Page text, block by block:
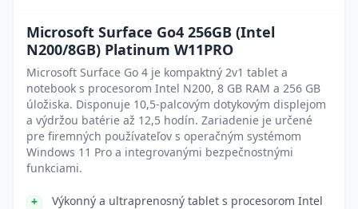
Microsoft Surface Go4 256GB (Intel
N200/8GB) Platinum W11PRO
Microsoft Surface Go 4 je kompaktný 2v1 tablet a
notebook s procesorom Intel N200, 8 GB RAM a 256 GB
úložiska. Disponuje 10,5-palcovým dotykovým displejom
a výdržou batérie až 12,5 hodín. Zariadenie je určené
pre firemných používateľov s operačným systémom
Windows 11 Pro a integrovanými bezpečnostnými
funkciami.
Výkonný a ultraprenosný tablet s procesorom Intel